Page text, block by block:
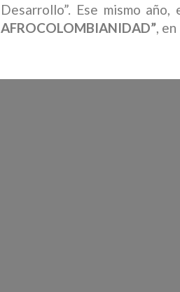
Desarrollo”. Ese mismo
AFROCOLOMBIANIDAD”,